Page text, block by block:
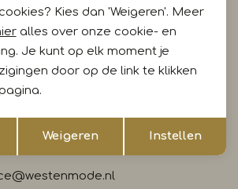
Opslaan
Kies dan 'Weigeren'. Meer
alles over onze cookie- en
Je kunt op elk moment je
door op de link te klikken
Weigeren Instellen